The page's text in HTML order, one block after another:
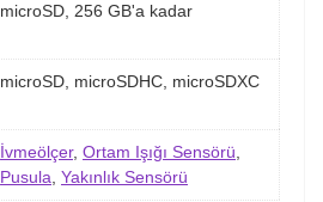
microSD, 256 GB'a kadar
microSD, microSDHC, microSDXC
İvmeölçer, Ortam Işığı Sensörü,
Pusula, Yakınlık Sensörü